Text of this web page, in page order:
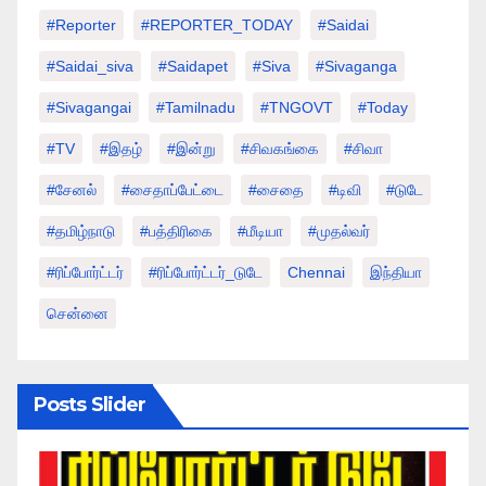
#Reporter #REPORTER_TODAY #saidai
#saidai_siva #saidapet #Siva #Sivaganga
#sivagangai #tamilnadu #TNGOVT #today
#TV #இதழ் #இன்று #சிவகங்கை #சிவா
#சேனல் #சைதாப்பேட்டை #சைதை #டிவி #டுடே
#தமிழ்நாடு #பத்திரிகை #மீடியா #முதல்வர்
#ரிப்போர்ட்டர் #ரிப்போர்ட்டர்_டுடே Chennai இந்தியா
சென்னை
Posts Slider